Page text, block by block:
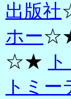
出版社
ホー
☆★
トミー